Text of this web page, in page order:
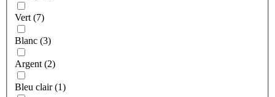
Vert (7)
Blanc (3)
Argent (2)
Bleu clair (1)